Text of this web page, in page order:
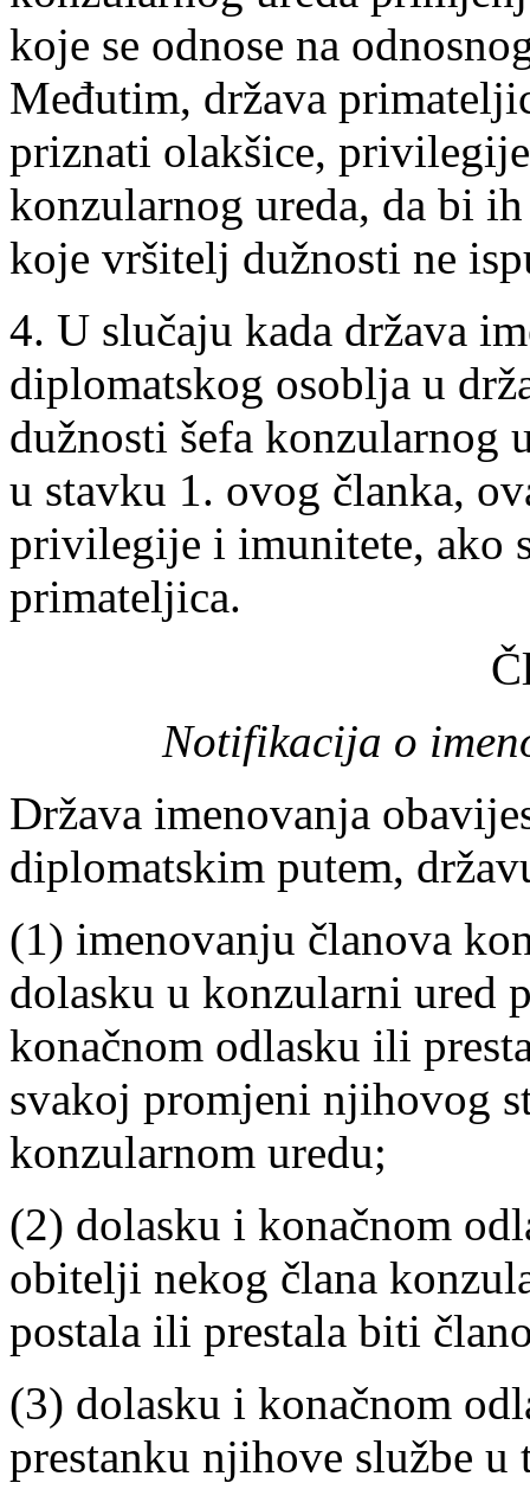
koje se odnose na
Međutim, država
priznati olakšice,
konzularnog ureda, da bi
koje vršitelj dužnosti ne
4. U slučaju kada država
diplomatskog osoblja u
dužnosti šefa konzularnog
u stavku 1. ovog članka,
privilegije i imunitete, ako
primateljica.
Notifikacija o
Država imenovanja
diplomatskim putem,
(1) imenovanju članova
dolasku u konzularni ured
konačnom odlasku ili
svakoj promjeni njihovog
konzularnom uredu;
(2) dolasku i konačnom
obitelji nekog člana
postala ili prestala biti
(3) dolasku i konačnom
prestanku njihove službe u